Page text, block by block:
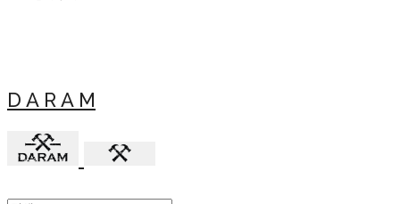
D A R A M